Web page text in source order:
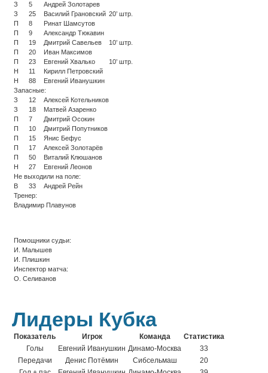
З 5
Андрей Золотарев
З
25 Василий Грановский 20’ штр.
П
8
Ринат Шамсутов
П
9
Александр Тюкавин
П
19 Дмитрий Савельев
10’ штр.
П
20
Иван Максимов
П
23 Евгений Хвалько
10’ штр.
Н
11
Кирилл Петровский
Н
88
Евгений Иванушкин
Запасные:
З
12
Алексей Котельников
З
18
Матвей Азаренко
П
7
Дмитрий Осокин
П
10
Дмитрий Попутников
П
15
Янис Бефус
П
17
Алексей Золотарёв
П
50
Виталий Клюшанов
Н
27
Евгений Леонов
Не выходили на поле:
В
33
Андрей Рейн
Тренер:
Владимир Плавунов
Помощники судьи:
И. Малышев
И. Плишкин
Инспектор матча:
О. Селиванов
Лидеры Кубка
Показатель Игрок Команда
Статистика
Голы
Евгений Иванушкин Динамо-Москва
33
Передачи
Денис Потёмин Сибсельмаш
20